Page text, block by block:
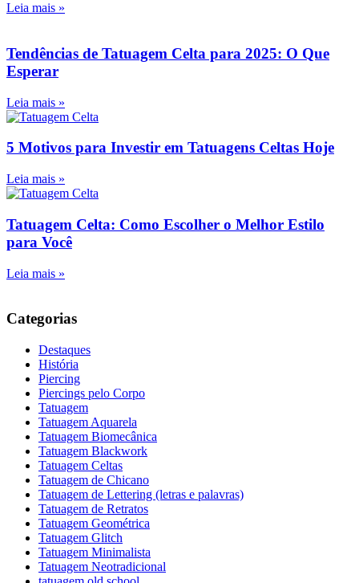
Leia mais »
Tendências de Tatuagem Celta para 2025: O Que
Esperar
Leia mais »
5 Motivos para Investir em Tatuagens Celtas Hoje
Leia mais »
Tatuagem Celta: Como Escolher o Melhor Estilo
para Você
Leia mais »
Categorias
Destaques
História
Piercing
Piercings pelo Corpo
Tatuagem
Tatuagem Aquarela
Tatuagem Biomecânica
Tatuagem Blackwork
Tatuagem Celtas
Tatuagem de Chicano
Tatuagem de Lettering (letras e palavras)
Tatuagem de Retratos
Tatuagem Geométrica
Tatuagem Glitch
Tatuagem Minimalista
Tatuagem Neotradicional